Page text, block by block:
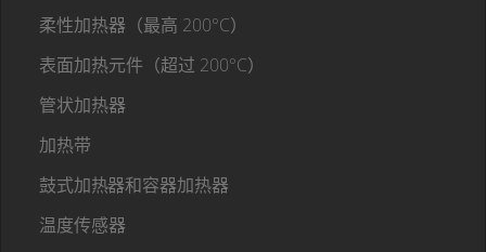
柔性加热器（最高 200°C）
表面加热元件（超过 200°C）
管状加热器
加热带
鼓式加热器和容器加热器
温度传感器